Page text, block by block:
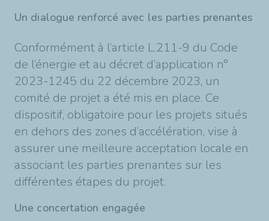
Un dialogue renforcé avec les parties prenantes
Conformément à l’article L.211-9 du Code
de l’énergie et au décret d’application n°
2023-1245 du 22 décembre 2023, un
comité de projet a été mis en place. Ce
dispositif, obligatoire pour les projets situés
en dehors des zones d’accélération, vise à
assurer une meilleure acceptation locale en
associant les parties prenantes sur les
différentes étapes du projet.
Une concertation engagée